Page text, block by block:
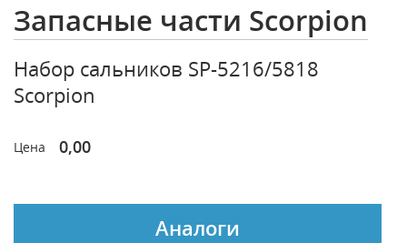
Запасные части Scorpion
Набор сальников SP-5216/5818
Scorpion
Цена 0,00
Аналоги